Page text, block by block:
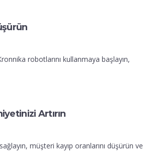
robotlarını kullanmaya başlayın,
Artırın
müşteri kayıp oranlarını düşürün ve